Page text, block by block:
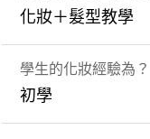
化妝＋髮型教學
學生的化妝經驗為？
初學